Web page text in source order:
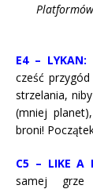
E4 – LYKAN:
cześć
strzelania,
(mniej
broni!
C5 – LIKE A
samej grze